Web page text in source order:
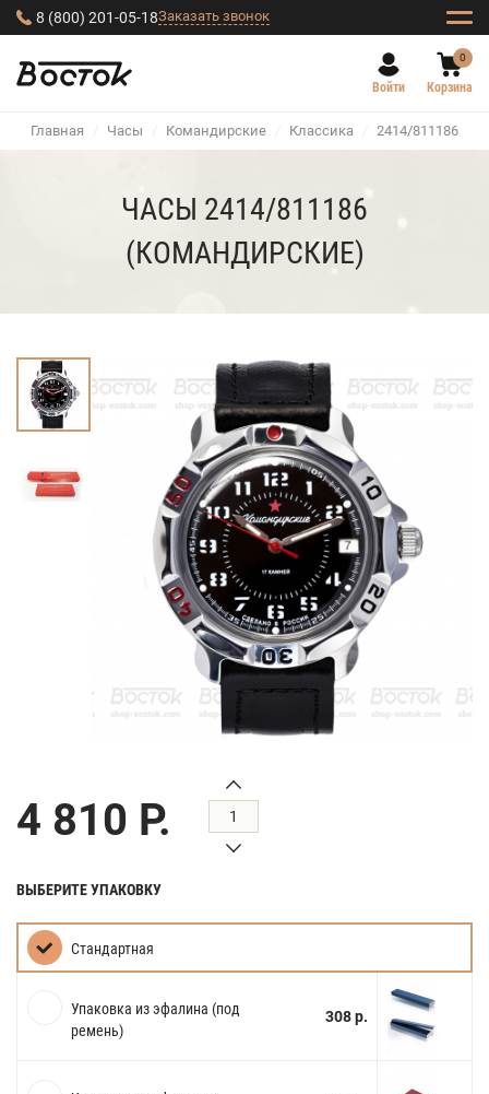
8 (800) 201-05-18Заказать звонок
Войти
0
Корзина
Главная / Часы / Командирские / Классика / 2414/811186
ЧАСЫ 2414/811186
(КОМАНДИРСКИЕ)
4 810 Р.
ВЫБЕРИТЕ УПАКОВКУ
Стандартная
Упаковка из эфалина (под
ремень)
308 р.